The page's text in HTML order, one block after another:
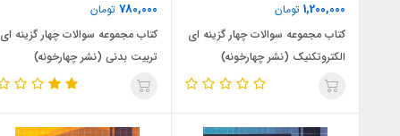
1,200,000 تومان
کتاب مجموعه سوالات چهار گزینه ای
الکتروتکنیک (نشر چهارخونه)
780,000 تومان
کتاب مجموعه سوالات چهار گزینه ای
تربیت بدنی (نشر چهارخونه)